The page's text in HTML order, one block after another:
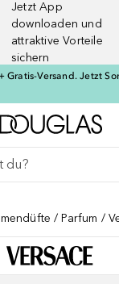
Jetzt App
downloaden und
attraktive Vorteile
sichern
Gratis-Versand. Jetzt
Parfum